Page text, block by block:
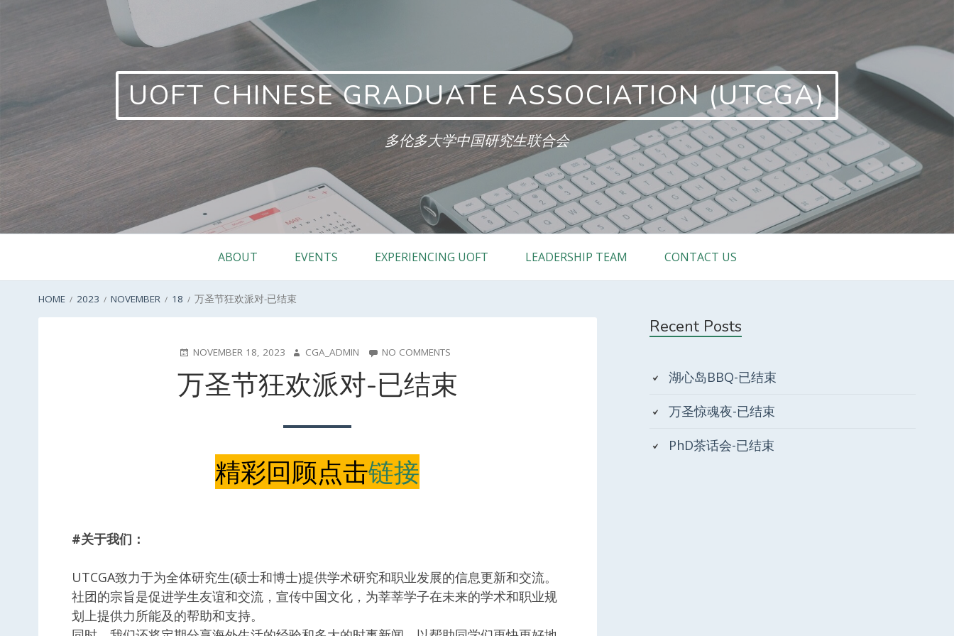
UOFT CHINESE GRADUATE ASSOCIATION (UTCGA)
多伦多大学中国研究生联合会
Menu
ABOUT EVENTS EXPERIENCING UOFT LEADERSHIP TEAM CONTACT US
BREADCRUMBS
HOME 2023 NOVEMBER 18 万圣节狂欢派对-已结束
POSTED
NOVEMBER 18, 2023 AUTHOR
CGA_ADMIN NO COMMENTSON
圣
节
万圣节狂欢派对-已结束
精彩回顾点击链接
#关于我们：
UTCGA致力于为全体研究生(硕士和博士)提供学术研究和职业发展的信息更新和交流。
社团的宗旨是促进学生友谊和交流，宣传中国文化，为莘莘学子在未来的学术和职业规
划上提供力所能及的帮助和支持。
Primary
Recent Posts
湖心岛BBQ-已结束
万圣惊魂夜-已结束
PhD茶话会-已结束